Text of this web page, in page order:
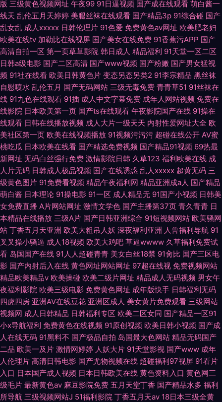
版 三级黄色视频网址 午夜99 91日逼视频 国产成在线观看 萌白酱一
线天 乱伦五月天婷婷 美腿丝袜在线观看 国产精品3p 91综合碰 国产
乱女乱 成人xxxxx 日韩伦理片 91色爱 免费黄色av网址 欧美肥老妇
欧美在线tv 加勒比在线视屏 国产美女在线免费 91香蕉污APP 国产
高清自拍一区 第一页草草影院 韩日成人 精品福利 91天堂一区二区
日韩a级电影 国产二区高清 国产www视频 国产粉嫩 国产男女猛视
频 91社在线看 欧美日韩黄色片 变态另态另类2 91李宗精品 黑丝袜
自慰喷水 乱伦五月 国产无码网站 三级无毒免费 青青草51 91丝袜在
线 91九色在线观看 91插 成人中文字幕免费 成年人网站视频 免费在
线影院 日本欧美第一页 国产ts在线观看 午夜影院国产在线 91操在
线观看 日韩在线播放视频 成人大片一级天天 内射性爱网址大全 欧
美社区第一页 欧美在线视频播放 91视频污污污 超碰在线公开 AV蜜
桃吃瓜 日本欧美在线看 国产精选免费视频 国产精品91视频 69热最
新网址 无码白丝强行免费 激情影院日韩 久草123 福利欧美在线 成
人片无码 日韩成人极品视频 国产在线诱惑 乱人xxxxx 超黄无码 三
级黄色图片 91免费看视频 精品午夜福利网 精品亚洲成a人 国产精品
萌白酱 日本理论 91操电影 91一区 成人精品无 91国产小视频 日韩美
女免费直播 A片网站网址 激情文学色 国产主播第37页 青久青青 日
本精品在线播放 三级A片 国产日韩亚洲综合 91短视频网站 欧美骚网
站 丁香五月天亚洲 欧美大粗吊人妖 深夜福利亚洲 人兽福利导航 91
叉叉操小骚逼 成人18视频 欧美大鸡吧 草逼wwww 久草福利免费试
看 岛国国产在线 91人人超碰青青 美女白丝18禁 91肏比 国产三区电
影 国产内射后入在线 黄色网址网站网址 97超在线视 免费视频网站
精品欧美精品v 欧美操碰 欧美二级片网址 精品成人无码视频 男女午
夜福利影院 欧美三级电影 免费黄色网址 成年版快手 日韩福利无码
四虎四房 亚洲AV在线豆花 亚洲区成人 美女黄片免费观看 三级网站
视频网 成人日韩精品 日韩福利专区 欧美二区女同 国产精品一区91
小x导航福利 免费黄色在线视频 91原创视频 欧美日韩小视频 国产成
人在线无码 91黑料不 国产极品自拍 岛国最大色网站 精品无码国产
二品 欧美一及片 激情网婷婷 人妖大片 91天堂影视 国产www 成年
人伦理片 高清日韩电影 国产尤物视频在线 超碰福利97视屏 91看片
入口 日本国产成人视频 日本日韩欧美在线 黄色资料入口 黄色网三
级毛片 最新黄色av 麻豆影院免费 五月天堂丁香 国产精品水多 福利
所导航 三级视频网站J 51福利影院 丁香五月天av 18日本三级全黄